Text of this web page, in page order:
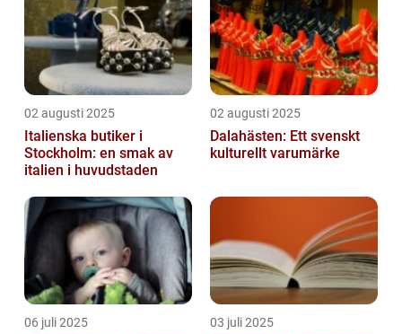
02 augusti 2025
Italienska butiker i
Stockholm: en smak av
italien i huvudstaden
02 augusti 2025
Dalahästen: Ett svenskt
kulturellt varumärke
06 juli 2025 03 juli 2025